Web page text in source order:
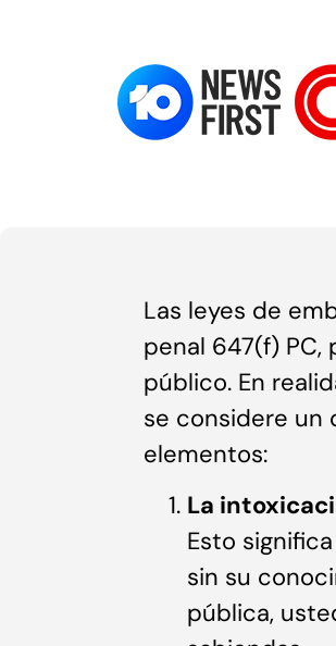
Las leyes de
penal 647(f)
público. En
se considere un
elementos:
La
Esto
sin su
pública,